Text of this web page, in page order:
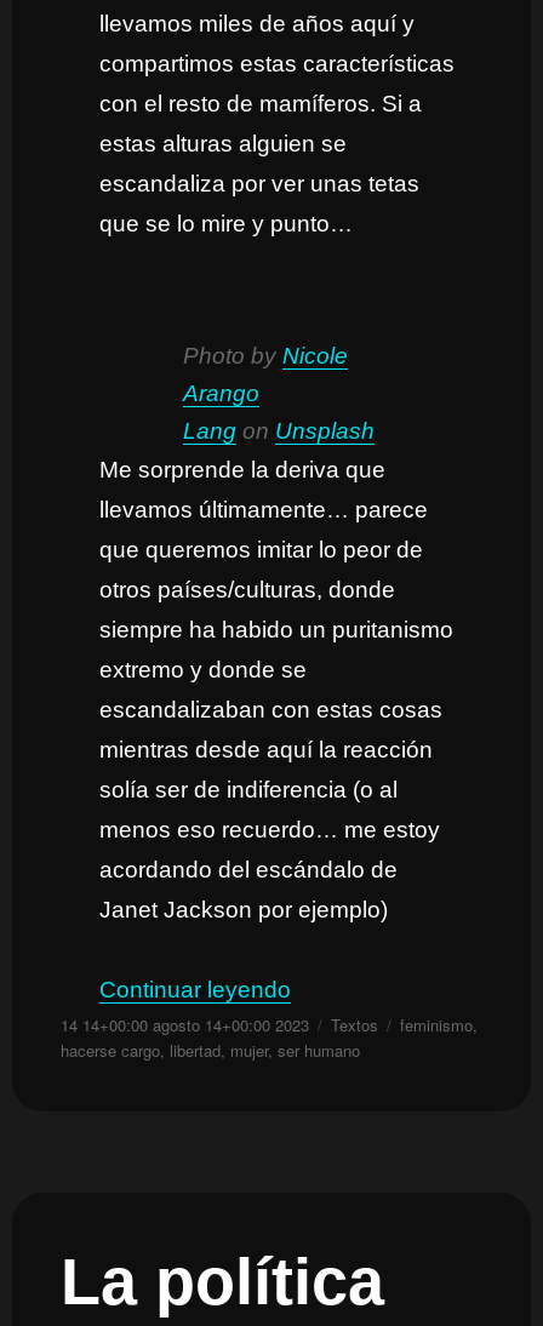
llevamos miles de años aquí y
compartimos estas características
con el resto de mamíferos. Si a
estas alturas alguien se
escandaliza por ver unas tetas
que se lo mire y punto…
Photo byNicole
Arango
Lang on Unsplash
Me sorprende la deriva que
llevamos últimamente… parece
que queremos imitar lo peor de
otros países/culturas, donde
siempre ha habido un puritanismo
extremo y donde se
escandalizaban con estas cosas
mientras desde aquí la reacción
solía ser de indiferencia (o al
menos eso recuerdo… me estoy
acordando del escándalo de
Janet Jackson por ejemplo)
Continuar leyendo
Publicado
el
14 14+00:00 agosto 14+00:00 2023 Categorías
Textos Etiquetas
feminismo,
hacerse cargo, libertad, mujer, ser humano
La política